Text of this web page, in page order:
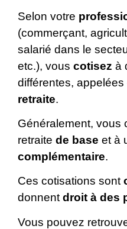
Selon votre
(commerçant,
salarié dans le
etc.), vous cotisez à
différentes,
retraite.
Généralement, vous
retraite de base et à
complémentaire.
Ces cotisations sont
donnentdroit à des
Vous pouvez